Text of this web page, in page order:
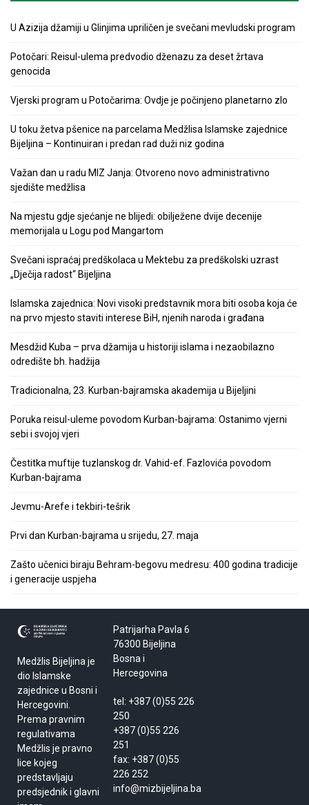
U Azizija džamiji u Glinjima upriličen je svečani mevludski program
Potočari: Reisul-ulema predvodio dženazu za deset žrtava
genocida
Vjerski program u Potočarima: Ovdje je počinjeno planetarno zlo
U toku žetva pšenice na parcelama Medžlisa Islamske zajednice
Bijeljina – Kontinuiran i predan rad duži niz godina
Važan dan u radu MIZ Janja: Otvoreno novo administrativno
sjedište medžlisa
Na mjestu gdje sjećanje ne blijedi: obilježene dvije decenije
memorijala u Logu pod Mangartom
Svečani ispraćaj predškolaca u Mektebu za predškolski uzrast
„Dječija radost“ Bijeljina
Islamska zajednica: Novi visoki predstavnik mora biti osoba koja će
na prvo mjesto staviti interese BiH, njenih naroda i građana
Mesdžid Kuba – prva džamija u historiji islama i nezaobilazno
odredište bh. hadžija
Tradicionalna, 23. Kurban-bajramska akademija u Bijeljini
Poruka reisul-uleme povodom Kurban-bajrama: Ostanimo vjerni
sebi i svojoj vjeri
Čestitka muftije tuzlanskog dr. Vahid-ef. Fazlovića povodom
Kurban-bajrama
Jevmu-Arefe i tekbiri-tešrik
Prvi dan Kurban-bajrama u srijedu, 27. maja
Zašto učenici biraju Behram-begovu medresu: 400 godina tradicije
i generacije uspjeha
Medžlis Bijeljina je
dio Islamske
zajednice u Bosni i
Hercegovini.
Prema pravnim
regulativama
Medžlis je pravno
lice kojeg
predstavljaju
predsjednik i glavni
Patrijarha Pavla 6
76300 Bijeljina
Bosna i
Hercegovina
tel: +387 (0)55 226
250
+387 (0)55 226
251
fax: +387 (0)55
226 252
info@mizbijeljina.ba